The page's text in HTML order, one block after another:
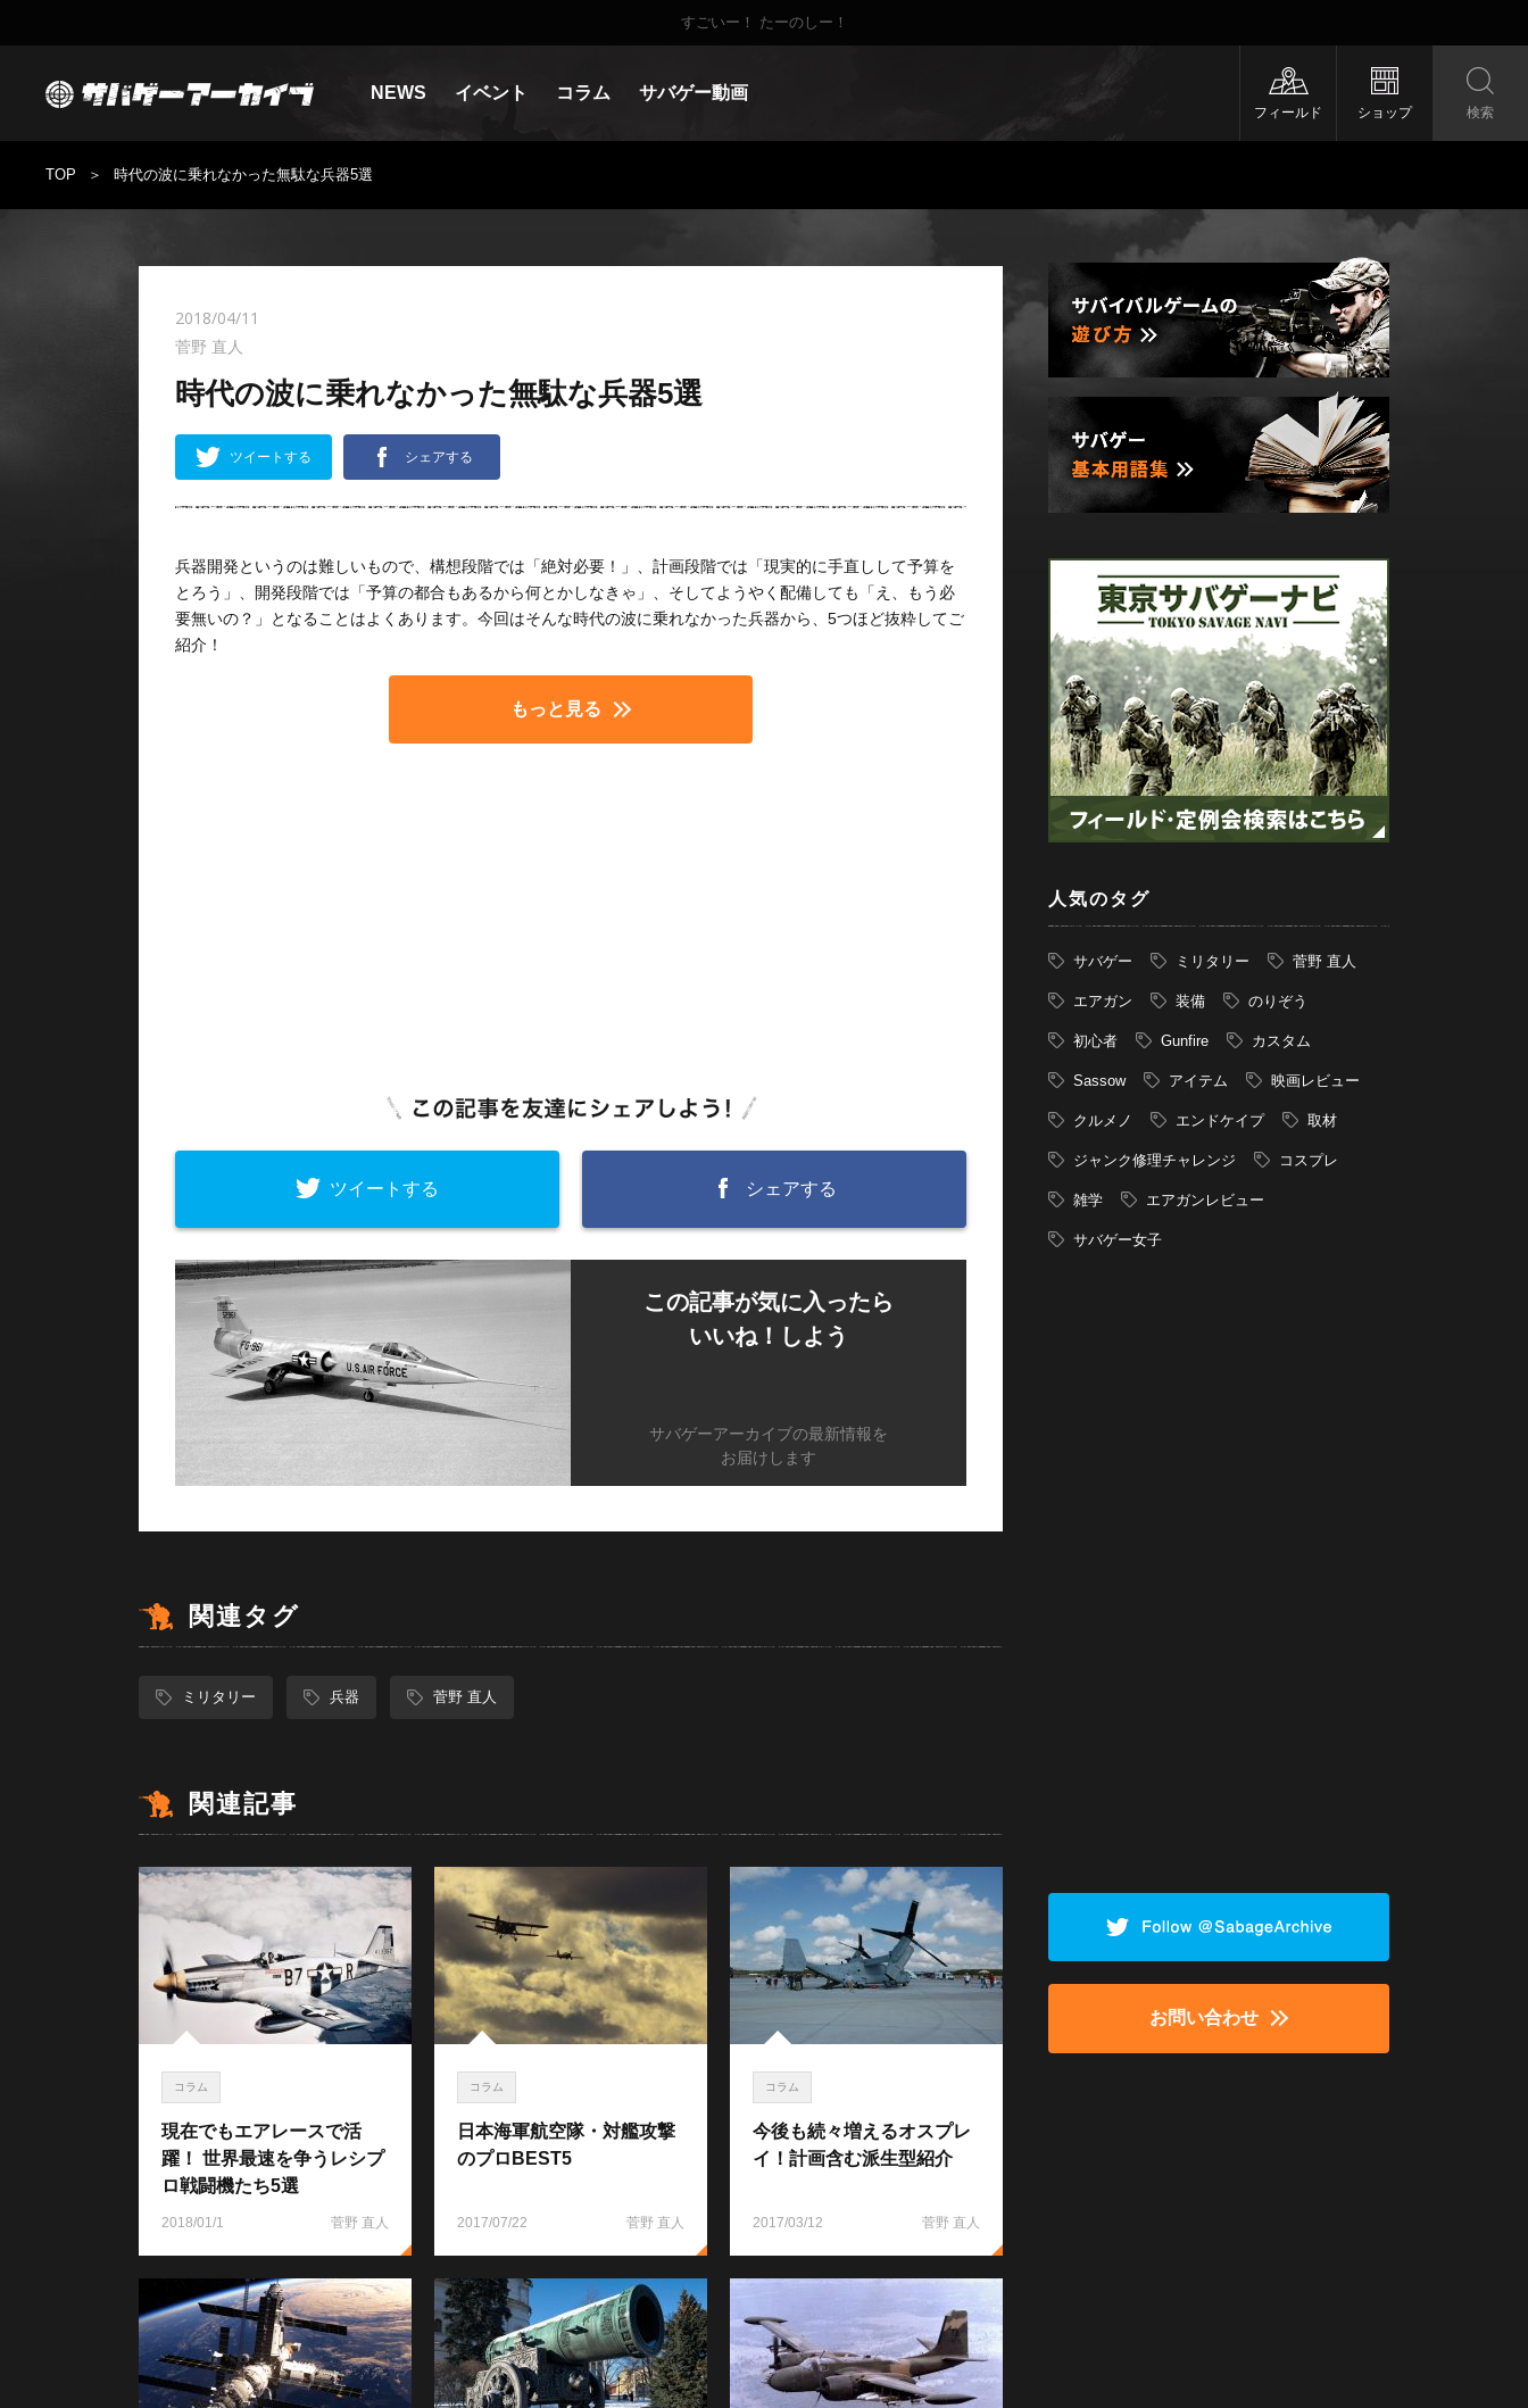
すごいー！ たーのしー！
NEWS イベント コラム サバゲー動画
フィールド ショップ 検索
TOP 時代の波に乗れなかった無駄な兵器5選
2018/04/11
菅野 直人
時代の波に乗れなかった無駄な兵器5選
ツイートする シェアする
兵器開発というのは難しいもので、構想段階では「絶対必要！」、計画段階では「現実的に手直しして予算を
とろう」、開発段階では「予算の都合もあるから何とかしなきゃ」、そしてようやく配備しても「え、もう必
要無いの？」となることはよくあります。今回はそんな時代の波に乗れなかった兵器から、5つほど抜粋してご
紹介！
もっと見る
ツイートする シェアする
この記事が気に入ったら
いいね！しよう
サバゲーアーカイブの最新情報を
お届けします
関連タグ
ミリタリー 兵器 菅野 直人
関連記事
コラム
現在でもエアレースで活
躍！ 世界最速を争うレシプ
ロ戦闘機たち5選
2018/01/1 菅野 直人
コラム
日本海軍航空隊・対艦攻撃
のプロBEST5
2017/07/22 菅野 直人
コラム
今後も続々増えるオスプレ
イ！計画含む派生型紹介
2017/03/12 菅野 直人
人気のタグ
サバゲー ミリタリー 菅野 直人
エアガン 装備 のりぞう
初心者 Gunfire カスタム
Sassow アイテム 映画レビュー
クルメノ エンドケイプ 取材
ジャンク修理チャレンジ コスプレ
雑学 エアガンレビュー
サバゲー女子
お問い合わせ